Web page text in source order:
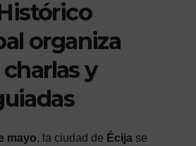
organiza
y
mayo, la ciudad de Écija se